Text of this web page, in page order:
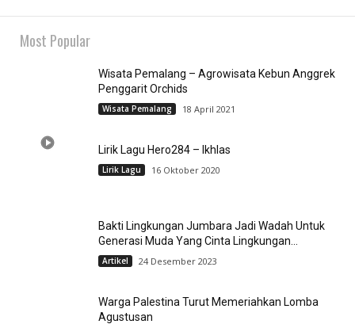
Most Popular
Wisata Pemalang – Agrowisata Kebun Anggrek
Penggarit Orchids
Wisata Pemalang 18 April 2021
Lirik Lagu Hero284 – Ikhlas
Lirik Lagu 16 Oktober 2020
Bakti Lingkungan Jumbara Jadi Wadah Untuk
Generasi Muda Yang Cinta Lingkungan...
Artikel 24 Desember 2023
Warga Palestina Turut Memeriahkan Lomba
Agustusan